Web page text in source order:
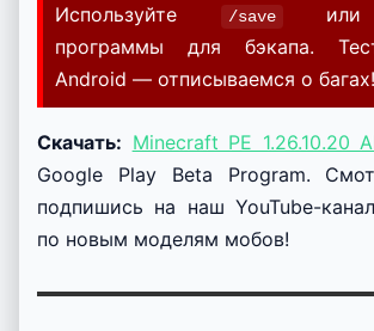
Используйте
/save
или
программы для бэкапа.
Android — отписываемся о багах!
Скачать: Minecraft PE 1.26.10.20
Google Play Beta Program.
подпишись на наш YouTube-
по новым моделям мобов!